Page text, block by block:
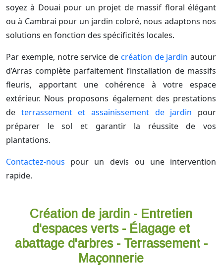
soyez à Douai pour un projet de massif floral élégant
ou à Cambrai pour un jardin coloré, nous adaptons nos
solutions en fonction des spécificités locales.
Par exemple, notre service de création de jardin autour
d’Arras complète parfaitement l’installation de massifs
fleuris, apportant une cohérence à votre espace
extérieur. Nous proposons également des prestations
de terrassement et assainissement de jardin pour
préparer le sol et garantir la réussite de vos
plantations.
Contactez-nous pour un devis ou une intervention
rapide.
Création de jardin - Entretien
d'espaces verts - Élagage et
abattage d'arbres - Terrassement -
Maçonnerie